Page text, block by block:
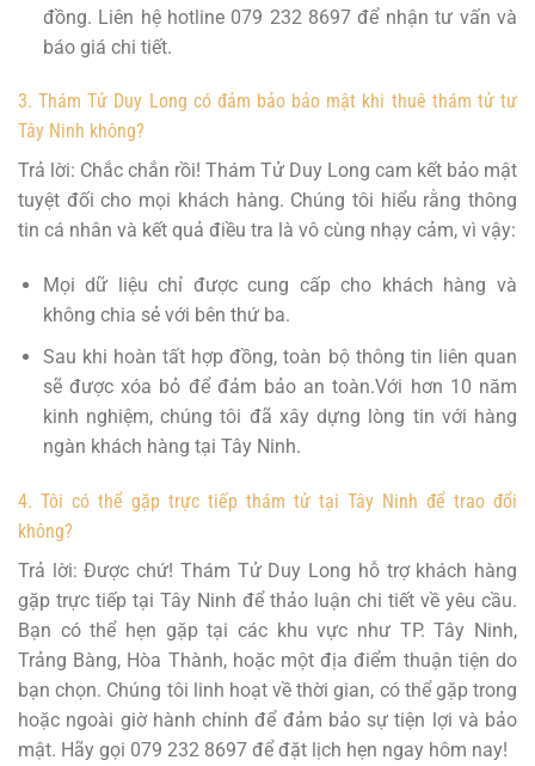
đồng. Liên hệ hotline 079 232 8697 để nhận tư vấn và
báo giá chi tiết.
3. Thám Tử Duy Long có đảm bảo bảo mật khi thuê thám tử tư
Tây Ninh không?
Trả lời: Chắc chắn rồi! Thám Tử Duy Long cam kết bảo mật
tuyệt đối cho mọi khách hàng. Chúng tôi hiểu rằng thông
tin cá nhân và kết quả điều tra là vô cùng nhạy cảm, vì vậy:
Mọi dữ liệu chỉ được cung cấp cho khách hàng và
không chia sẻ với bên thứ ba.
Sau khi hoàn tất hợp đồng, toàn bộ thông tin liên quan
sẽ được xóa bỏ để đảm bảo an toàn.Với hơn 10 năm
kinh nghiệm, chúng tôi đã xây dựng lòng tin với hàng
ngàn khách hàng tại Tây Ninh.
4. Tôi có thể gặp trực tiếp thám tử tại Tây Ninh để trao đổi
không?
Trả lời: Được chứ! Thám Tử Duy Long hỗ trợ khách hàng
gặp trực tiếp tại Tây Ninh để thảo luận chi tiết về yêu cầu.
Bạn có thể hẹn gặp tại các khu vực như TP. Tây Ninh,
Trảng Bàng, Hòa Thành, hoặc một địa điểm thuận tiện do
bạn chọn. Chúng tôi linh hoạt về thời gian, có thể gặp trong
hoặc ngoài giờ hành chính để đảm bảo sự tiện lợi và bảo
mật. Hãy gọi 079 232 8697 để đặt lịch hẹn ngay hôm nay!